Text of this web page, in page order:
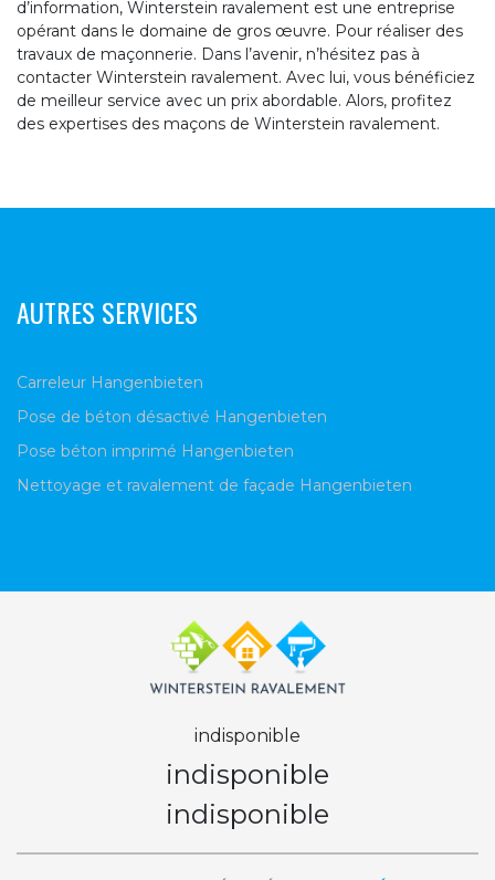
d’information, Winterstein ravalement est une entreprise
opérant dans le domaine de gros œuvre. Pour réaliser des
travaux de maçonnerie. Dans l’avenir, n’hésitez pas à
contacter Winterstein ravalement. Avec lui, vous bénéficiez
de meilleur service avec un prix abordable. Alors, profitez
des expertises des maçons de Winterstein ravalement.
AUTRES SERVICES
Carreleur Hangenbieten
Pose de béton désactivé Hangenbieten
Pose béton imprimé Hangenbieten
Nettoyage et ravalement de façade Hangenbieten
indisponible
indisponible
indisponible